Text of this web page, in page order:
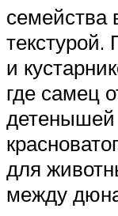
семейства
текстурой.
и
где самец
детенышей
для
между